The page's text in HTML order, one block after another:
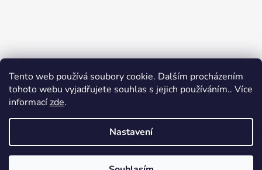
Tento web používá soubory cookie. Dalším procházením
tohoto webu vyjadřujete souhlas s jejich používáním.. Více
informacízde.
Nastavení
Obchodní podmínky Ochrana osobních údajů